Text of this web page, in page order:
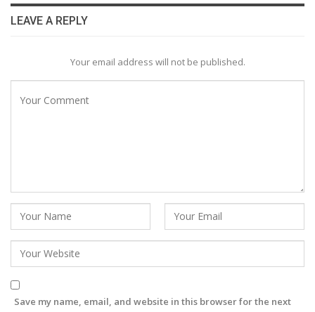
LEAVE A REPLY
Your email address will not be published.
Save my name, email, and website in this browser for the next